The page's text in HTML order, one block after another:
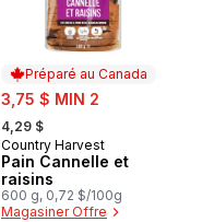
Préparé au Canada
sale:
3,75 $ MIN 2
, formerly:
4,29 $
Préparé au Canada
Country Harvest
Pain Cannelle et
raisins
600 g, 0,72 $/100g
Magasiner Offre